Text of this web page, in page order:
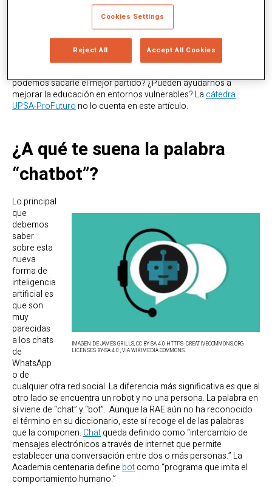
medicina, pasando, por supuesto, por la educación. Utilizan
algoritmos de aprendizaje automático y grandes conjuntos de
datos para mejorar su capacidad de comprensión y respuesta, y
continúan evolucionando para brindar experiencias de usuario
más naturales y efectivas.
podemos sacarle el mejor partido? ¿Pueden ayudarnos a
mejorar la educación en entornos vulnerables? Lacátedra
UPSA-ProFuturono lo cuenta en este artículo.
¿A qué te suena la palabra
“chatbot”?
IMAGEN DE JAMES GRILLS, CC BY-SA 4.0 HTTPS- CREATIVECOMMONS.ORG
LICENSES BY-SA 4.0 , VIA WIKIMEDIA COMMONS.
Lo principal
que
debemos
saber
sobre esta
nueva
forma de
inteligencia
artificial es
que son
muy
parecidas
a los chats
de
WhatsApp
o de
cualquier otra red social. La diferencia más significativa es que al
otro lado se encuentra un robot y no una persona. La palabra en
sí viene de “chat” y “bot”. Aunque la RAE aún no ha reconocido
el término en su diccionario, este sí recoge el de las palabras
que la componen.Chatqueda definido como “intercambio de
mensajes electrónicos a través de internet que permite
establecer una conversación entre dos o más personas.” La
Academia centenaria define botcomo “programa que imita el
comportamiento humano.”
Cookies Settings
Reject All Accept All Cookies